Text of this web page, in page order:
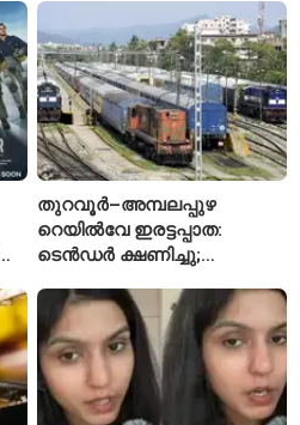
തുറവൂർ–അമ്പലപ്പുഴ
റെയിൽവേ ഇരട്ടപ്പാത:
ടെൻഡർ ക്ഷണിച്ചു;
ആശങ്കയും